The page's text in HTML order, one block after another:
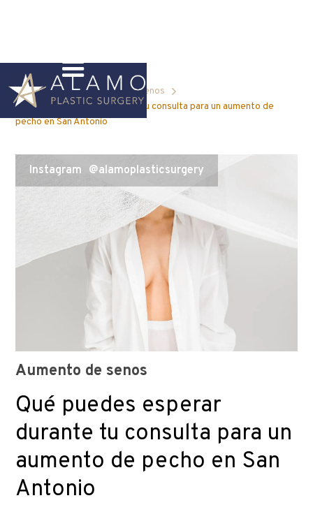
Blog Home
Aumento de senos
Qué puedes esperar durante tu consulta para un aumento de
pecho en San Antonio
Instagram @alamoplasticsurgery
Aumento de senos
Qué puedes esperar
durante tu consulta para un
aumento de pecho en San
Antonio